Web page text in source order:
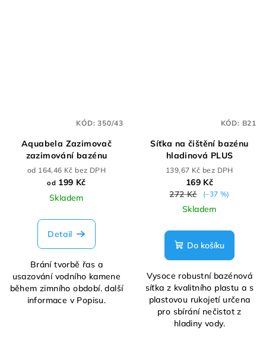
Aquabela Zazimovač
zazimování bazénu
od 164,46 Kč bez DPH
od 199 Kč
Skladem
Detail
Brání tvorbě řas a
usazování vodního kamene
během zimního období. další
informace v Popisu.
KÓD:350/43
Síťka na čištění bazénu
hladinová PLUS
139,67 Kč bez DPH
169 Kč
272 Kč
(–37 %)
Skladem
Do košíku
Vysoce robustní bazénová
síťka z kvalitního plastu a s
plastovou rukojetí určena
pro sbírání nečistot z
hladiny vody.
KÓD: B21